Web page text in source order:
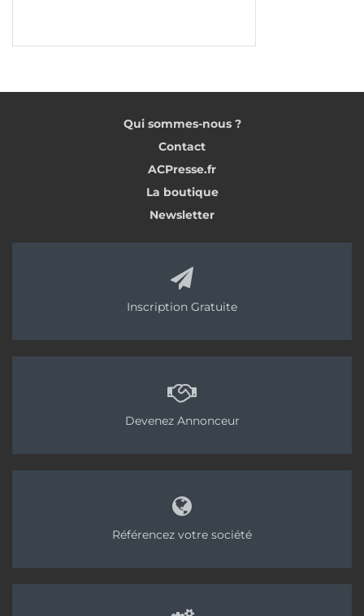
Qui sommes-nous ?
Contact
ACPresse.fr
La boutique
Newsletter
Inscription Gratuite
Devenez Annonceur
Référencez votre société